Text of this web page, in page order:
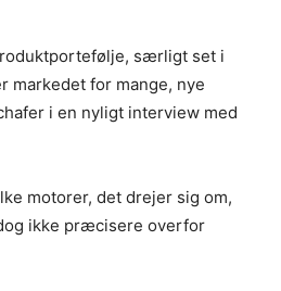
særligt set i
markedet for mange, nye
i en nyligt interview med
motorer, det drejer sig om,
ikke præcisere overfor